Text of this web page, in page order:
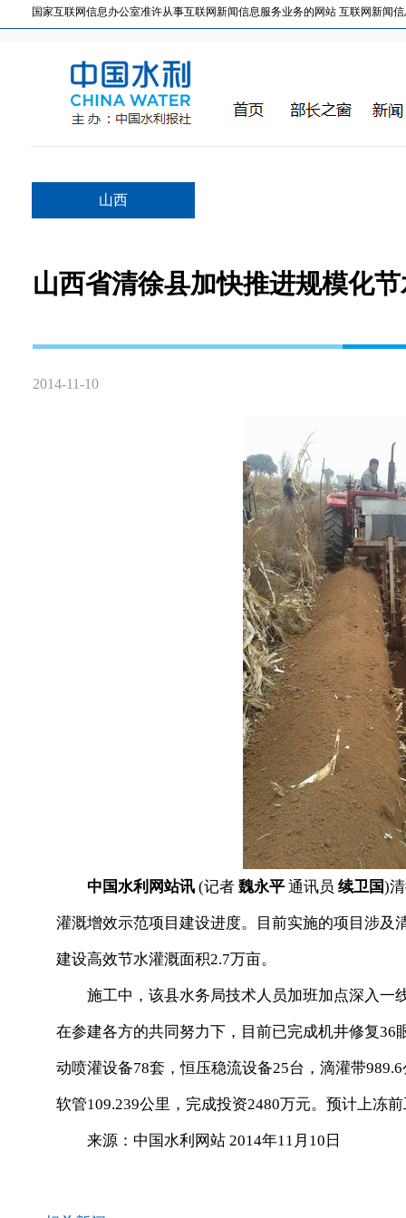
国家互联网信息办公室准许从事互联网新闻信息服务业务的网站 互联网新闻信
山西
山西省清徐县加快推进规模化
2014-11-10
中国水利网站讯 (记者 魏永平 通讯员 续卫国)
灌溉增效示范项目建设进度。目前实施的项目涉及
建设高效节水灌溉面积2.7万亩。
施工中，该县水务局技术人员加班加点深入一
在参建各方的共同努力下，目前已完成机井修复
动喷灌设备78套，恒压稳流设备25台，滴灌带
软管109.239公里，完成投资2480万元。预计上冻
来源：中国水利网站 2014年11月10日